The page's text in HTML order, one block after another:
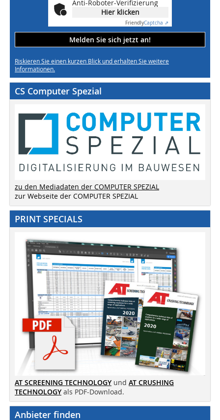
Anti-Roboter-Verifizierung
Hier klicken
FriendlyCaptcha ⇗
Melden Sie sich jetzt an!
Riskieren Sie einen kurzen Blick und erhalten Sie weitere
Informationen.
CS Computer Spezial
zu den Mediadaten der COMPUTER SPEZIAL
zur Webseite der COMPUTER SPEZIAL
PRINT SPECIALS
AT SCREENING TECHNOLOGY und AT CRUSHING
TECHNOLOGY als PDF-Download.
Anbieter finden